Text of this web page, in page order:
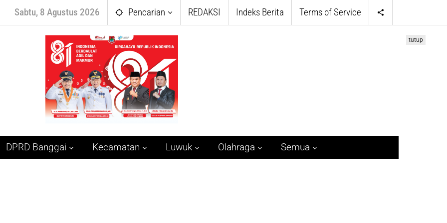
Sabtu, 8 Agustus 2026 Pencarian REDAKSI Indeks Berita Terms of Service
DPRD Banggai Kecamatan Luwuk Olahraga Semua
tutup